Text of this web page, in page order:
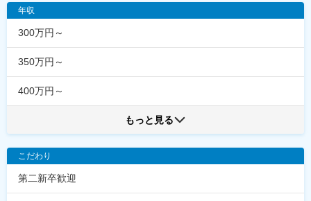
年収
300万円～
350万円～
400万円～
もっと見る
こだわり
第二新卒歓迎